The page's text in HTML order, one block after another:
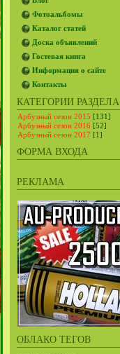
Фотоальбомы
Каталог статей
Доска объявлений
Гостевая книга
Информация о сайте
Контакты
КАТЕГОРИИ РАЗДЕЛА
Арбузный сезон 2015 [131]
Арбузный сезон 2016 [52]
Арбузный сезон 2017 [1]
ФОРМА ВХОДА
РЕКЛАМА
ОБЛАКО ТЕГОВ